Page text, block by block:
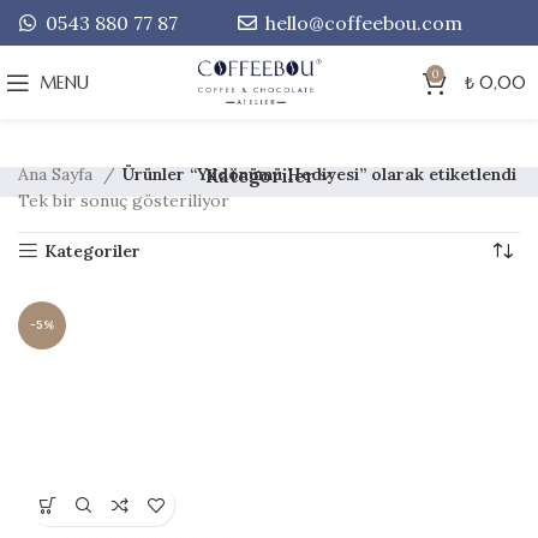
0543 880 77 87 hello@coffeebou.com
MENU 0 ₺ 0,00
Kategoriler
Ana Sayfa
Ürünler “Yıldönümü Hediyesi” olarak etiketlendi
Tek bir sonuç gösteriliyor
Kategoriler
-5%